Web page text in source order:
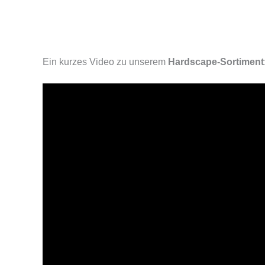
Ein kurzes Video zu unserem Hardscape-Sortiment